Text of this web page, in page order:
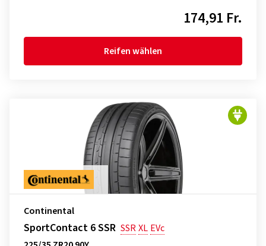
174,91 Fr.
Reifen wählen
Continental
SportContact 6 SSR SSRXL EVc